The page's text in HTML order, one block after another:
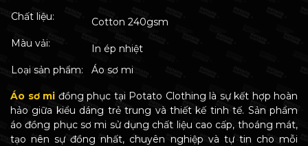
Chất liệu:
Cotton 240gsm
Màu vải:
In ép nhiệt
Loại sản phẩm:
Áo sơ mi
Áo sơ mi đồng phục tại Potato Clothing là sự kết hợp hoàn
hảo giữa kiểu dáng trẻ trung và thiết kế tinh tế. Sản phẩm
áo đồng phục sơ mi sử dụng chất liệu cao cấp, thoáng mát,
tạo nên sự đồng nhất, chuyên nghiệp và tự tin cho mỗi